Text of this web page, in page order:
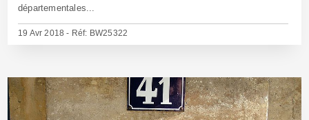
départementales...
19 Avr 2018 - Réf: BW25322